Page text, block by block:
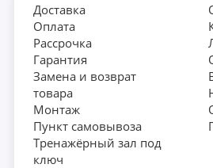
Доставка
Оплата
Рассрочка
Гарантия
Замена и возврат
товара
Монтаж
Пункт самовывоза
Тренажёрный зал под
ключ